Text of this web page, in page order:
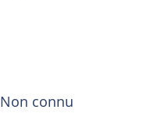
Non connu